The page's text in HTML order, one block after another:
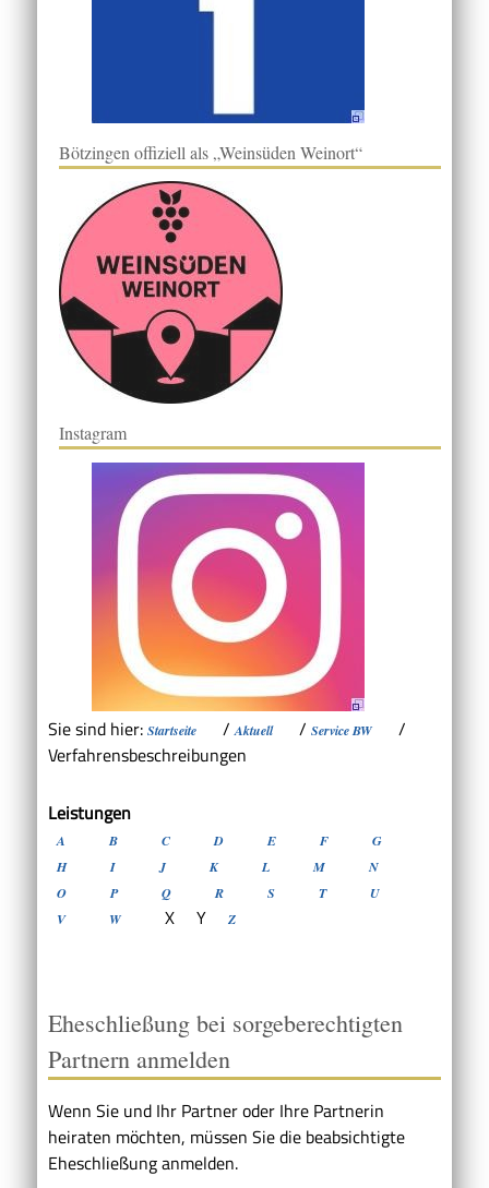
Bötzingen offiziell als „Weinsüden Weinort“
Instagram
Sie sind hier: Startseite /Aktuell / Service BW
/
Verfahrensbeschreibungen
Leistungen
A B C D E F
G
H
I J K L M
N
O
P Q R S T
U
V
W X Y Z
Eheschließung bei sorgeberechtigten
Partnern anmelden
Wenn Sie und Ihr Partner oder Ihre Partnerin
heiraten möchten, müssen Sie die beabsichtigte
Eheschließung anmelden.